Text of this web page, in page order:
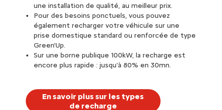
une installation de qualité, au meilleur prix.
Pour des besoins ponctuels, vous pouvez
également recharger votre véhicule sur une
prise domestique standard ou renforcée de type
Green'Up.
Sur une borne publique 100kW, la recharge est
encore plus rapide : jusqu'à 80% en 30mn.
En savoir plus sur les types
de recharge